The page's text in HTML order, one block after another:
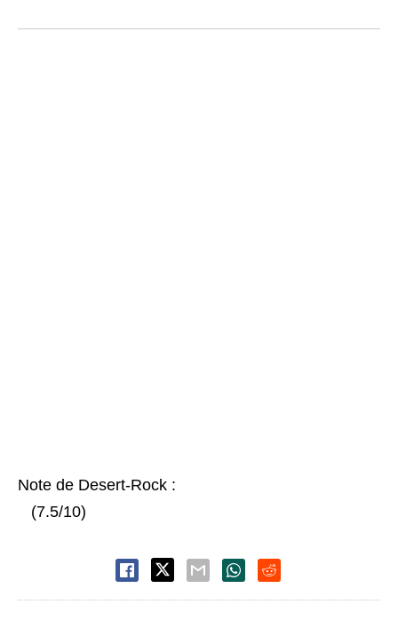
Note de Desert-Rock :
(7.5/10)